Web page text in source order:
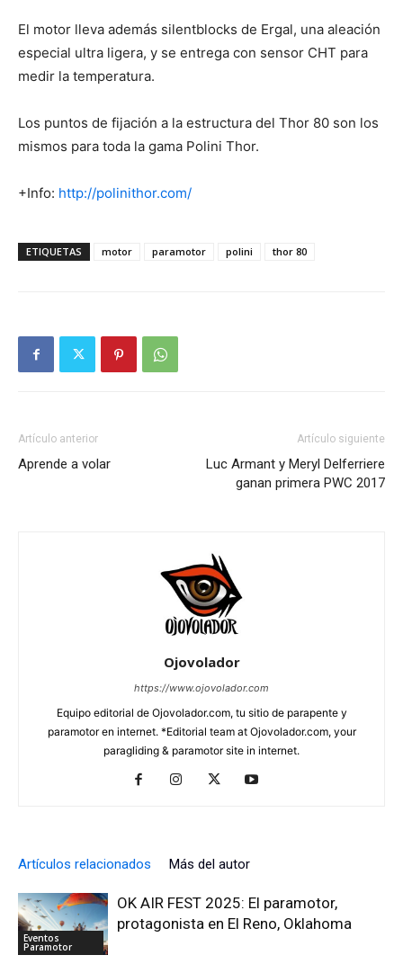
El motor lleva además silentblocks de Ergal, una aleación
especial ultra ligera, y se entrega con sensor CHT para
medir la temperatura.
Los puntos de fijación a la estructura del Thor 80 son los
mismos para toda la gama Polini Thor.
+Info: http://polinithor.com/
ETIQUETAS motor paramotor polini thor 80
Artículo anterior
Aprende a volar
Artículo siguiente
Luc Armant y Meryl Delferriere
ganan primera PWC 2017
Ojovolador
https://www.ojovolador.com
Equipo editorial de Ojovolador.com, tu sitio de parapente y
paramotor en internet. *Editorial team at Ojovolador.com, your
paragliding & paramotor site in internet.
Artículos relacionados Más del autor
Eventos
Paramotor
OK AIR FEST 2025: El paramotor,
protagonista en El Reno, Oklahoma